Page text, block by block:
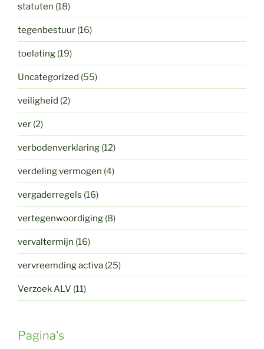
statuten (18)
tegenbestuur (16)
toelating (19)
Uncategorized (55)
veiligheid (2)
ver (2)
verbodenverklaring (12)
verdeling vermogen (4)
vergaderregels (16)
vertegenwoordiging (8)
vervaltermijn (16)
vervreemding activa (25)
Verzoek ALV (11)
Pagina's